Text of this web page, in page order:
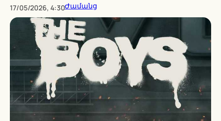
17/05/2026, 4:30Ժամանց